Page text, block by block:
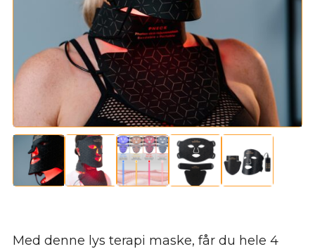
Med denne lys terapi maske, får du hele 4